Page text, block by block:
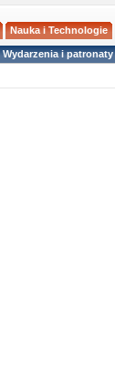
Nauka i Technologie
Wydarzenia i patronaty